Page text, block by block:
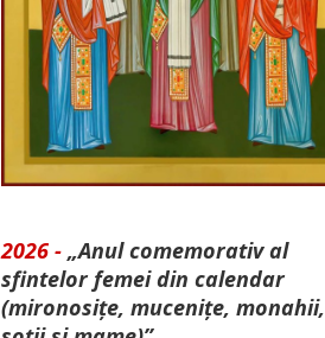
2026 - „Anul comemorativ al
sfintelor femei din calendar
(mironosițe, mu­cenițe, monahii,